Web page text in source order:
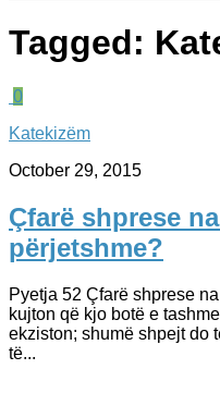
Tagged:
0
Katekizëm
October 29, 2015
Çfarë shprese
përjetshme?
Pyetja 52 Çfarë shprese
kujton që kjo botë e
ekziston; shumë shpejt do
të...